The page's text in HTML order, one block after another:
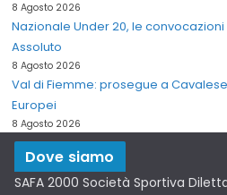
8 Agosto 2026
Nazionale Under 20, le
Assoluto
8 Agosto 2026
Val di Fiemme: prosegue a
Europei
8 Agosto 2026
Dove siamo
SAFA 2000 Società Sportiva